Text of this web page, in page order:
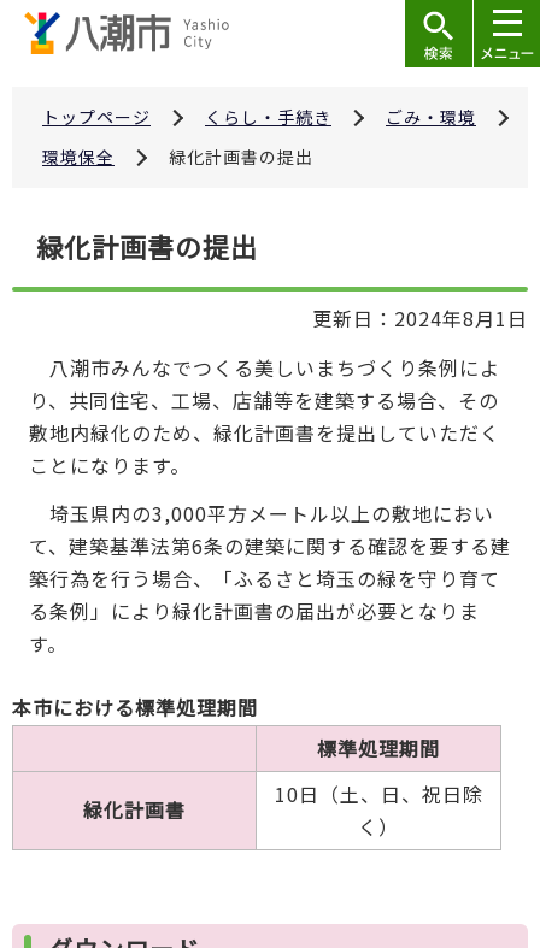
トップページ くらし・手続き
ごみ・環境
環境保全
緑化計画書の提出
こ
緑化計画書の提出
更新日：2024年8月1日
八潮市みんなでつくる美しいまちづくり条例によ
り、共同住宅、工場、店舗等を建築する場合、その
敷地内緑化のため、緑化計画書を提出していただく
ことになります。
埼玉県内の3,000平方メートル以上の敷地におい
て、建築基準法第6条の建築に関する確認を要する建
築行為を行う場合、「ふるさと埼玉の緑を守り育て
る条例」により緑化計画書の届出が必要となりま
す。
本市における標準処理期間
標準処理期間
緑化計画書
10日（土、日、祝日除
く）